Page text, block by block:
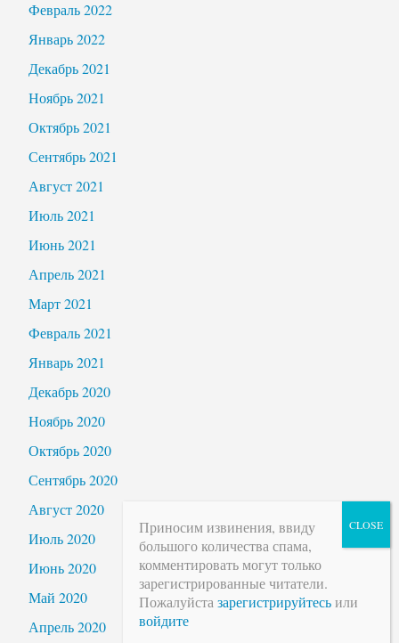
Февраль 2022
Январь 2022
Декабрь 2021
Ноябрь 2021
Октябрь 2021
Сентябрь 2021
Август 2021
Июль 2021
Июнь 2021
Апрель 2021
Март 2021
Февраль 2021
Январь 2021
Декабрь 2020
Ноябрь 2020
Октябрь 2020
Сентябрь 2020
Август 2020
Июль 2020
Июнь 2020
Май 2020
Апрель 2020
Приносим извинения, ввиду
большого количества спама,
комментировать могут только
зарегистрированные читатели.
Пожалуйста зарегистрируйтесьили
войдите